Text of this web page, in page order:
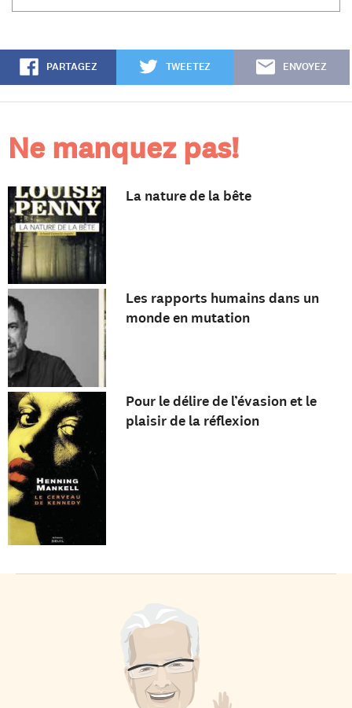
PARTAGEZ TWEETEZ ENVOYEZ
Ne manquez pas!
La nature de la bête
Les rapports humains dans un
monde en mutation
Pour le délire de l’évasion et le
plaisir de la réflexion